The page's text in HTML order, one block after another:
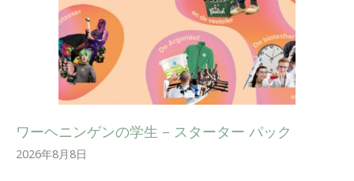
ワーヘニンゲンの学生 – スターター パック
2026年8月8日